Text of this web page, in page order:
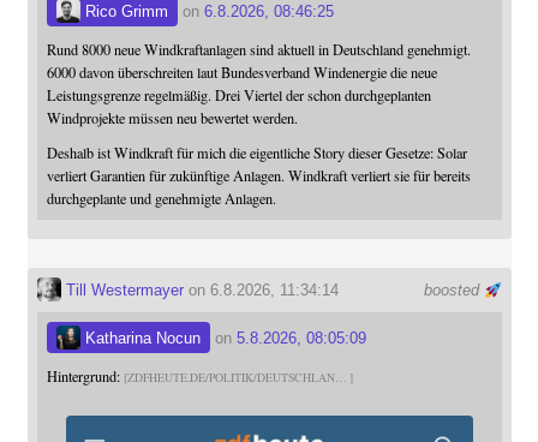
Rico Grimm on 6.8.2026, 08:46:25
Rund 8000 neue Windkraftanlagen sind aktuell in Deutschland genehmigt.
6000 davon überschreiten laut Bundesverband Windenergie die neue
Leistungsgrenze regelmäßig. Drei Viertel der schon durchgeplanten
Windprojekte müssen neu bewertet werden.
Deshalb ist Windkraft für mich die eigentliche Story dieser Gesetze: Solar
verliert Garantien für zukünftige Anlagen. Windkraft verliert sie für bereits
durchgeplante und genehmigte Anlagen.
boosted
Till Westermayeron 6.8.2026, 11:34:14
Katharina Nocun on 5.8.2026, 08:05:09
Hintergrund: ZDFHEUTE.DE/POLITIK/DEUTSCHLAN